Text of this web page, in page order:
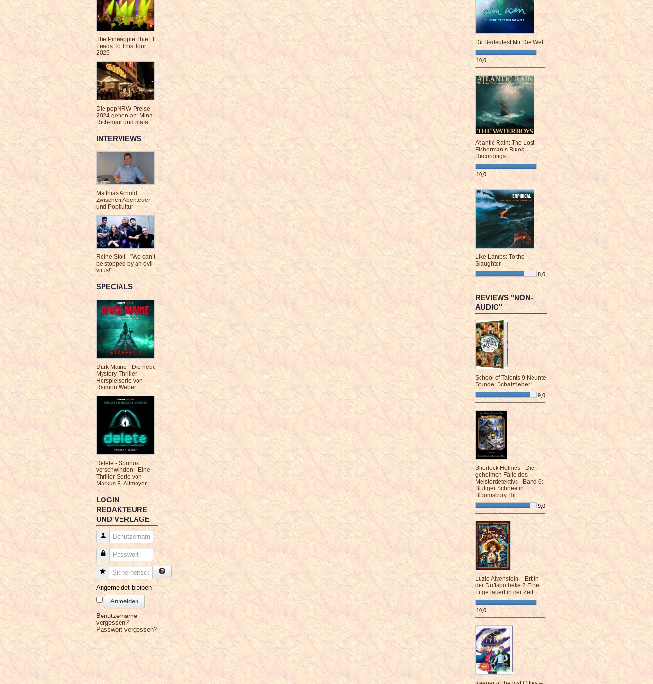
The Pineapple Thief: It
Leads To This Tour
2025
Die popNRW-Preise
2024 gehen an: Mina
Rich-man und maïa
INTERVIEWS
Matthias Arnold:
Zwischen Abenteuer
und Popkultur
Roine Stolt - "We can’t
be stopped by an evil
virus!"
SPECIALS
Dark Maine - Die neue
Mystery-Thriller-
Hörspielserie von
Raimon Weber
Delete - Spurlos
verschwinden - Eine
Thriller-Serie von
Markus B. Altmeyer
LOGIN
REDAKTEURE
UND VERLAGE
Benutzername
Passwort
Sicherheitscode
Angemeldet bleiben
Anmelden
Benutzername
vergessen?
Passwort vergessen?
Du Bedeutest Mir Die Welt
10,0
¯¯¯¯¯¯¯¯¯¯¯¯¯¯¯¯¯¯¯¯¯¯¯¯
Atlantic Rain: The Lost
Fisherman’s Blues
Recordings
10,0
¯¯¯¯¯¯¯¯¯¯¯¯¯¯¯¯¯¯¯¯¯¯¯¯
Like Lambs: To the
Slaughter
8,0
¯¯¯¯¯¯¯¯¯¯¯¯¯¯¯¯¯¯¯¯¯¯¯¯
REVIEWS "NON-
AUDIO"
School of Talents 9 Neunte
Stunde: Schatzfieber!
9,0
¯¯¯¯¯¯¯¯¯¯¯¯¯¯¯¯¯¯¯¯¯¯¯¯
Sherlock Holmes - Die
geheimen Fälle des
Meisterdetektivs - Band 6:
Blutiger Schnee in
Bloomsbury Hill
9,0
¯¯¯¯¯¯¯¯¯¯¯¯¯¯¯¯¯¯¯¯¯¯¯¯
Luzie Alvenstein – Erbin
der Duftapotheke 2 Eine
Lüge lauert in der Zeit
10,0
¯¯¯¯¯¯¯¯¯¯¯¯¯¯¯¯¯¯¯¯¯¯¯¯